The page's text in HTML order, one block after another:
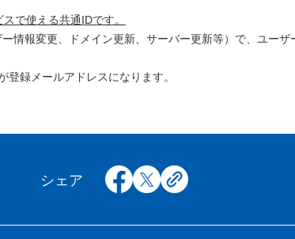
で使える共通IDです。
情報変更、ドメイン更新、サーバー更新等）で、ユー
録メールアドレスになります。
シェア facebook
x copy